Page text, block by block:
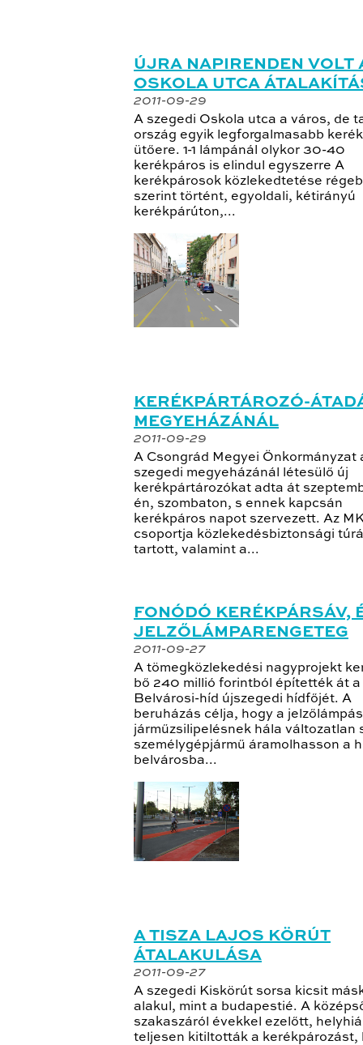
ÚJRA NAPIRENDEN VOLT
OSKOLA UTCA
2011-09-29
A szegedi Oskola utca a város, de
ország egyik legforgalmasabb
ütőere. 1-1 lámpánál olykor 30-40
kerékpáros is elindul egyszerre A
kerékpárosok közlekedtetése
szerint történt, egyoldali, kétirányú
kerékpárúton,...
KERÉKPÁRTÁROZÓ-
MEGYEHÁZÁNÁL
2011-09-29
A Csongrád Megyei Önkormányzat
szegedi megyeházánál létesülő új
kerékpártározókat adta át
én, szombaton, s ennek kapcsán
kerékpáros napot szervezett. Az
csoportja közlekedésbiztonsági
tartott, valamint a...
FONÓDÓ KERÉKPÁRSÁV,
JELZŐLÁMPARENGETEG
2011-09-27
A tömegközlekedési nagyprojekt
bő 240 millió forintból építették át a
Belvárosi-híd újszegedi hídfőjét. A
beruházás célja, hogy a jelzőlámpás
járműzsilipelésnek hála változatlan
személygépjármű áramolhasson a
belvárosba...
A TISZA LAJOS KÖRÚT
ÁTALAKULÁSA
2011-09-27
A szegedi Kiskörút sorsa kicsit
alakul, mint a budapestié. A
szakaszáról évekkel ezelőtt,
teljesen kitiltották a kerékpározást,